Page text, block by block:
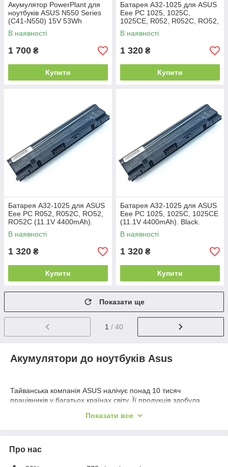
Акумулятор PowerPlant для
ноутбуків ASUS N550 Series
(C41-N550) 15V 53Wh
В наявності
1 700 ₴
Купити
Батарея A32-1025 для ASUS
Eee PC 1025, 1025C,
1025CE, R052, R052C, RO52,
RO52C (11.1V 4400mAh
49Wh). Black
В наявності
1 320 ₴
Купити
Батарея A32-1025 для ASUS
Eee PC R052, R052C, RO52,
RO52C (11.1V 4400mAh).
Black
В наявності
1 320 ₴
Купити
Батарея A32-1025 для ASUS
Eee PC 1025, 1025C, 1025CE
(11.1V 4400mAh). Black.
В наявності
1 320 ₴
Купити
Показати ще
1 / 40
Акумулятори до ноутбуків Asus
Тайванська компанія ASUS налічує понад 10 тисяч
працівників у багатьох країнах світу. Її продукція здобула
технологій і найвищій якості. Цей бренд уже багато років
Показати все
Про нас